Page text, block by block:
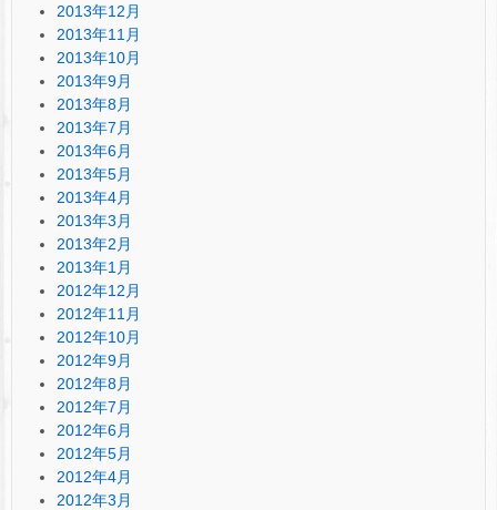
2013年12月
2013年11月
2013年10月
2013年9月
2013年8月
2013年7月
2013年6月
2013年5月
2013年4月
2013年3月
2013年2月
2013年1月
2012年12月
2012年11月
2012年10月
2012年9月
2012年8月
2012年7月
2012年6月
2012年5月
2012年4月
2012年3月